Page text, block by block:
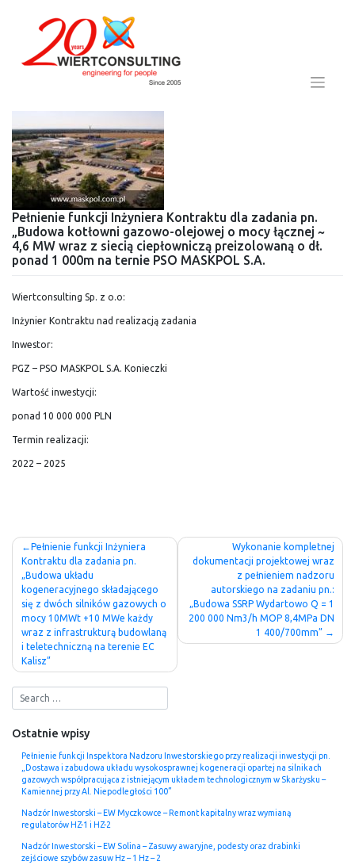
Pełnienie funkcji Inżyniera Kontraktu dla zadania pn.
„Budowa kotłowni gazowo-olejowej o mocy łącznej ~
4,6 MW wraz z siecią ciepłowniczą preizolowaną o dł.
ponad 1 000m na ternie PSO MASKPOL S.A.
Wiertconsulting Sp. z o.o:
Inżynier Kontraktu nad realizacją zadania
Inwestor:
PGZ – PSO MASKPOL S.A. Konieczki
Wartość inwestycji:
ponad 10 000 000 PLN
Termin realizacji:
2022 – 2025
Nawigacja
wpisu
Pełnienie funkcji Inżyniera
Kontraktu dla zadania pn.
„Budowa układu
kogeneracyjnego składającego
się z dwóch silników gazowych o
mocy 10MWt +10 MWe każdy
wraz z infrastrukturą budowlaną
i teletechniczną na terenie EC
Kalisz”
Wykonanie kompletnej
dokumentacji projektowej wraz
z pełnieniem nadzoru
autorskiego na zadaniu pn.:
„Budowa SSRP Wydartowo Q = 1
200 000 Nm3/h MOP 8,4MPa DN
1 400/700mm”
Ostatnie wpisy
Pełnienie funkcji Inspektora Nadzoru Inwestorskiego przy realizacji inwestycji pn.
„Dostawa i zabudowa układu wysokosprawnej kogeneracji opartej na silnikach
gazowych współpracująca z istniejącym układem technologicznym w Skarżysku –
Kamiennej przy Al. Niepodległości 100”
Nadzór Inwestorski – EW Myczkowce – Remont kapitalny wraz wymianą
regulatorów HZ-1 i HZ-2
Nadzór Inwestorski – EW Solina – Zasuwy awaryjne, podesty oraz drabinki
zejściowe szybów zasuw Hz – 1 Hz – 2